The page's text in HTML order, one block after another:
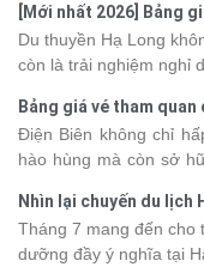
phút giây đồng hành
tràn đầy cảm xúc và
[Mới nhất 2026] Bảng
Du thuyền Hạ Long
còn là trải nghiệm nghỉ
khác nhau, khiến nhiều
dưới đây sẽ cập nhật
2026 từ 3 - 6 sao, giúp
trình phù hợp với nhu
Bảng giá vé tham
2026
Điện Biên không chỉ
hào hùng mà còn sở
phá vùng đất này,
động hơn trong lịch
khảo bảng giá vé tham
Nhìn lại chuyến du lịch
Hưng 2026
Tháng 7 mang đến cho
dưỡng đầy ý nghĩa tại